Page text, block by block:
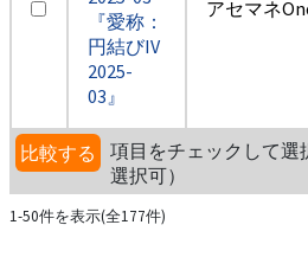
『愛称：
円結びIV
2025-
03』
アセマネ
比較する
項目をチェックして選
選択可）
1-50件を表示(全177件)